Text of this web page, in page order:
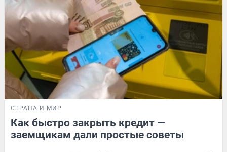
СТРАНА И МИР
Как быстро закрыть кредит —
заемщикам дали простые советы